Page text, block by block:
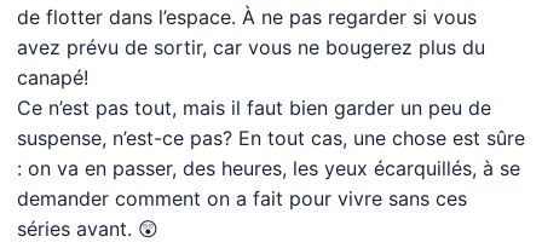
de flotter dans l’espace. À ne pas regarder si vous
avez prévu de sortir, car vous ne bougerez plus du
canapé!
Ce n’est pas tout, mais il faut bien garder un peu de
suspense, n’est-ce pas? En tout cas, une chose est sûre
: on va en passer, des heures, les yeux écarquillés, à se
demander comment on a fait pour vivre sans ces
séries avant. 😲